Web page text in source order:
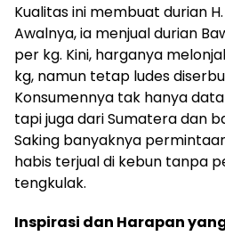
Kualitas ini membuat durian
Awalnya, ia menjual durian
per kg. Kini, harganya
kg, namun tetap ludes
Konsumennya tak hanya
tapi juga dari Sumatera dan
Saking banyaknya
habis terjual di kebun tanpa
tengkulak.
Inspirasi dan Harapan